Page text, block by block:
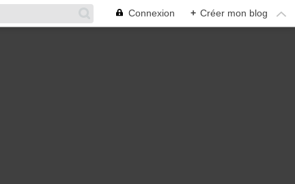
Connexion + Créer mon blog